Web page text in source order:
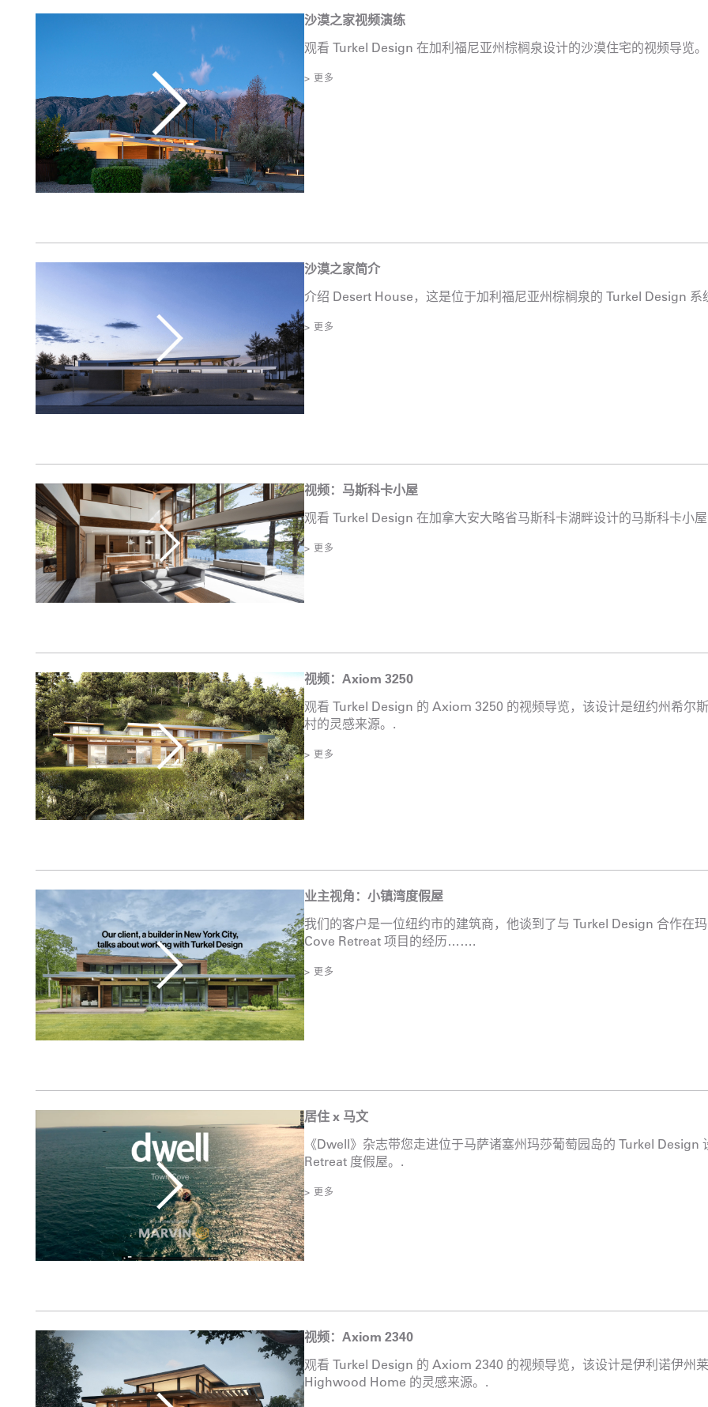
沙漠之家视频演练
观看 Turkel Design 在加利福尼亚州棕榈泉设计的沙漠住宅的视频导览
> 更多
沙漠之家简介
介绍 Desert House，这是位于加利福尼亚州棕榈泉的 Turkel Design 系
> 更多
视频：马斯科卡小屋
观看 Turkel Design 在加拿大安大略省马斯科卡湖畔设计的马斯科卡小
> 更多
视频：Axiom 3250
观看 Turkel Design 的 Axiom 3250 的视频导览，该设计是纽约州希尔
村的灵感来源。.
> 更多
业主视角：小镇湾度假屋
我们的客户是一位纽约市的建筑商，他谈到了与 Turkel Design 合作在
Cove Retreat 项目的经历…….
> 更多
居住 x 马文
《Dwell》杂志带您走进位于马萨诸塞州玛莎葡萄园岛的 Turkel Design
Retreat 度假屋。.
> 更多
视频：Axiom 2340
观看 Turkel Design 的 Axiom 2340 的视频导览，该设计是伊利诺伊州
Highwood Home 的灵感来源。.